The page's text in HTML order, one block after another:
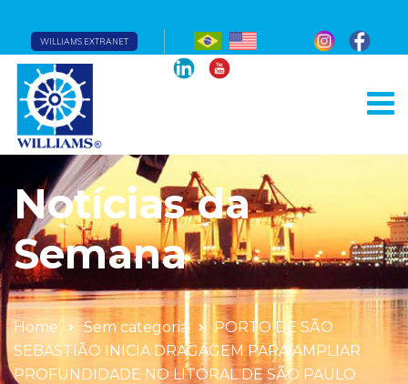
WILLIAMS EXTRANET
Notícias da
Semana
Home Sem categoria
PORTO DE SÃO
SEBASTIÃO INICIA DRAGAGEM PARA AMPLIAR
PROFUNDIDADE NO LITORAL DE SÃO PAULO